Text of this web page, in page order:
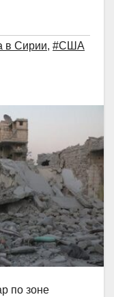
в Сирии, #США
по зоне